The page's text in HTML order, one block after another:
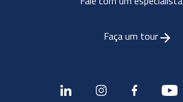
Faça um tour